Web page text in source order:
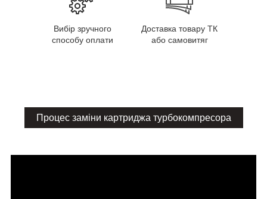
Вибір зручного
способу оплати
Доставка товару ТК
або самовитяг
Процес заміни картриджа турбокомпресора